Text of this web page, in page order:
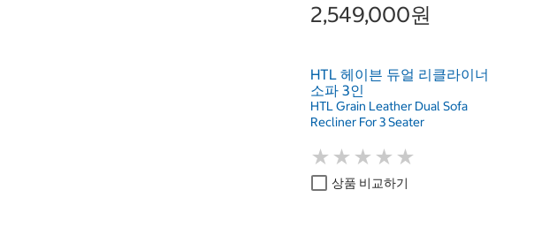
2,549,000원
HTL 헤이븐 듀얼 리클라이너
소파 3인
HTL Grain Leather Dual Sofa
Recliner For 3 Seater
★ ★ ★ ★ ★
★ ★ ★ ★ ★
상품 비교하기